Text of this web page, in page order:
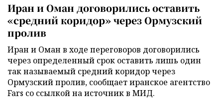
Иран и Оман договорились оставить
«средний коридор» через Ормузский
пролив
Иран и Оман в ходе переговоров договорились
через определенный срок оставить лишь один
так называемый средний коридор через
Ормузский пролив, сообщает иранское агентство
Fars со ссылкой на источник в МИД.